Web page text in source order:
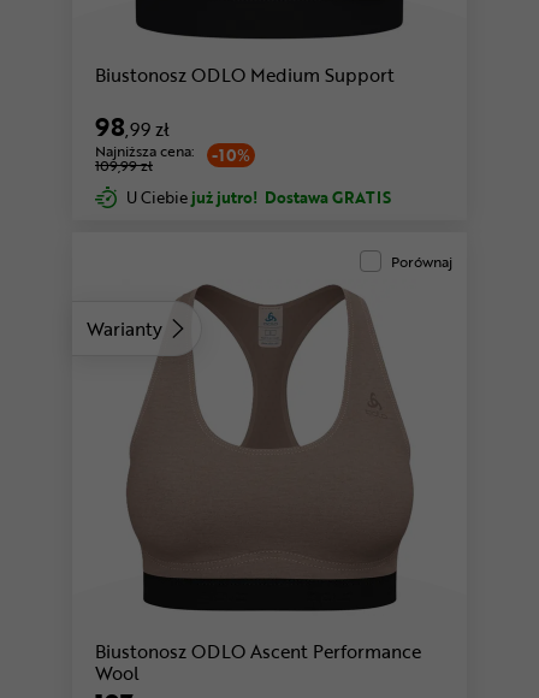
Biustonosz ODLO Medium Support
98,99 zł
-10%
Najniższa cena:
109,99 zł
U Ciebie już jutro! Dostawa GRATIS
Warianty
Porównaj
Biustonosz ODLO Ascent Performance
Wool